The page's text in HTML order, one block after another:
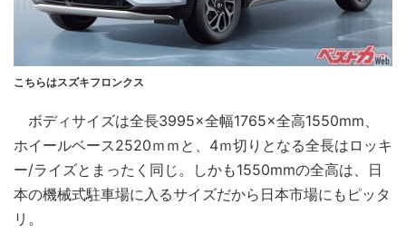
こちらはスズキフロンクス
ボディサイズは全長3995×全幅1765×全高1550mm、
ホイールベース2520ｍｍと、4ｍ切りとなる全長はロッキ
ー/ライズとまったく同じ。しかも1550mmの全高は、日
本の機械式駐車場に入るサイズだから日本市場にもピッタ
リ。